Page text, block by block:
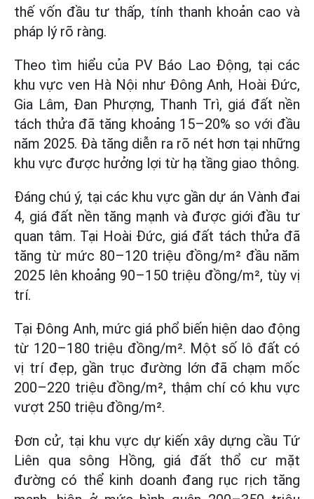
thế vốn đầu tư thấp, tính thanh khoản cao và
pháp lý rõ ràng.
Theo tìm hiểu của PV Báo Lao Động, tại các
khu vực ven Hà Nội như Đông Anh, Hoài Đức,
Gia Lâm, Đan Phượng, Thanh Trì, giá đất nền
tách thửa đã tăng khoảng 15–20% so với đầu
năm 2025. Đà tăng diễn ra rõ nét hơn tại những
khu vực được hưởng lợi từ hạ tầng giao thông.
Đáng chú ý, tại các khu vực gần dự án Vành đai
4, giá đất nền tăng mạnh và được giới đầu tư
quan tâm. Tại Hoài Đức, giá đất tách thửa đã
tăng từ mức 80–120 triệu đồng/m² đầu năm
2025 lên khoảng 90–150 triệu đồng/m², tùy vị
trí.
Tại Đông Anh, mức giá phổ biến hiện dao động
từ 120–180 triệu đồng/m². Một số lô đất có
vị trí đẹp, gần trục đường lớn đã chạm mốc
200–220 triệu đồng/m², thậm chí có khu vực
vượt 250 triệu đồng/m².
Đơn cử, tại khu vực dự kiến xây dựng cầu Tứ
Liên qua sông Hồng, giá đất thổ cư mặt
đường có thể kinh doanh đang rục rịch tăng